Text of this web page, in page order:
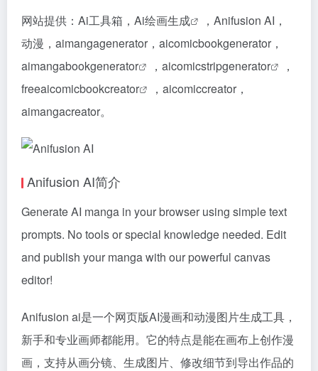
网站提供：Ai工具箱， Ai绘画生成
，Anifusion AI，
动漫，aimangagenerator，aicomicbookgenerator，
aimangabookgenerator
， aicomicstripgenerator
，
freeaicomicbookcreator
，aicomiccreator，
aimangacreator。
Anifusion AI简介
Generate AI manga in your browser using simple text
prompts. No tools or special knowledge needed. Edit
and publish your manga with our powerful canvas
editor!
Anifusion ai是一个网页版AI漫画和动漫图片生成工具，
新手和专业画师都能用。它的特点是能在画布上创作漫
画，支持从画分镜、生成图片、修改细节到导出作品的